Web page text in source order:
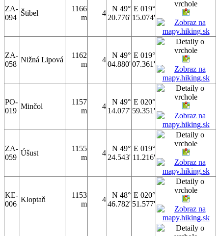
ZA-
094
Štibel
1166
m
4
N 49°
20.776'
E 019°
15.074'
ZA-
058
Nižná Lipová
1162
m
4
N 49°
04.880'
E 019°
07.361'
PO-
019
Minčol
1157
m
4
N 49°
14.077'
E 020°
59.351'
ZA-
059
Úšust
1155
m
4
N 49°
24.543'
E 019°
11.216'
KE-
006
Kloptaň
1153
m
4
N 48°
46.782'
E 020°
51.577'